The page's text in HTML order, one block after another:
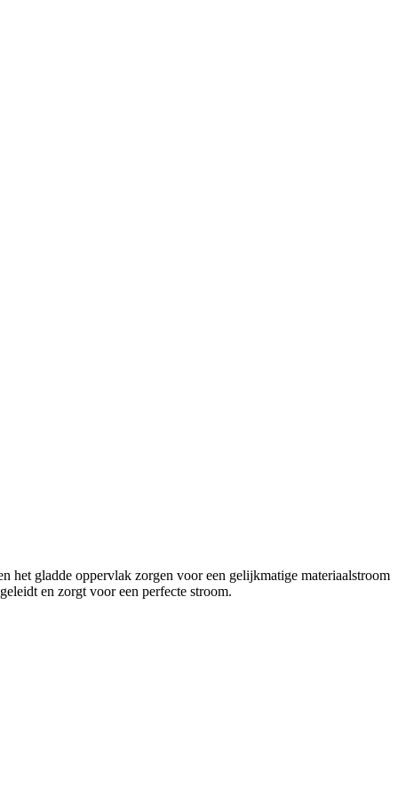
het gladde oppervlak zorgen voor een gelijkmatige materiaalstroom
en zorgt voor een perfecte stroom.